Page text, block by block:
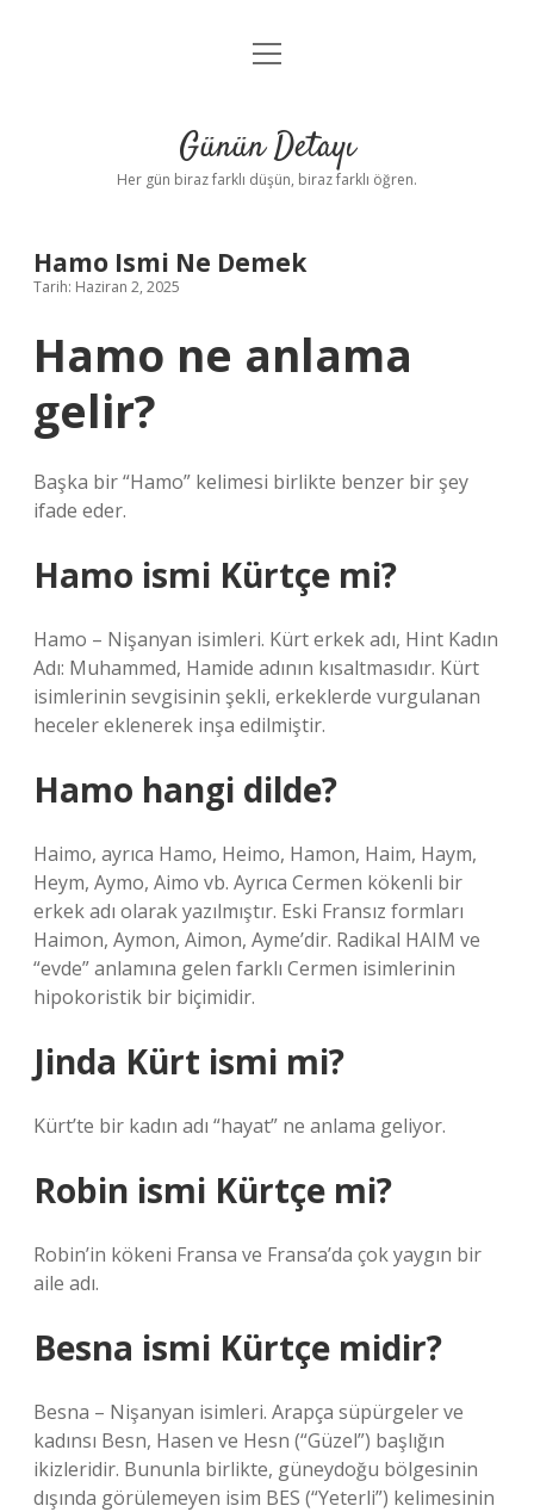
Anasayfa
Yasal Uyarı
menüyü
Günün Detayı
Her gün biraz farklı düşün, biraz farklı öğren.
Hamo Ismi Ne Demek
Tarih: Haziran 2, 2025
Hamo ne anlama
gelir?
Başka bir “Hamo” kelimesi birlikte benzer bir şey
ifade eder.
Hamo ismi Kürtçe mi?
Hamo – Nişanyan isimleri. Kürt erkek adı, Hint Kadın
Adı: Muhammed, Hamide adının kısaltmasıdır. Kürt
isimlerinin sevgisinin şekli, erkeklerde vurgulanan
heceler eklenerek inşa edilmiştir.
Hamo hangi dilde?
Haimo, ayrıca Hamo, Heimo, Hamon, Haim, Haym,
Heym, Aymo, Aimo vb. Ayrıca Cermen kökenli bir
erkek adı olarak yazılmıştır. Eski Fransız formları
Haimon, Aymon, Aimon, Ayme’dir. Radikal HAIM ve
“evde” anlamına gelen farklı Cermen isimlerinin
hipokoristik bir biçimidir.
Jinda Kürt ismi mi?
Kürt’te bir kadın adı “hayat” ne anlama geliyor.
Robin ismi Kürtçe mi?
Robin’in kökeni Fransa ve Fransa’da çok yaygın bir
aile adı.
Besna ismi Kürtçe midir?
Besna – Nişanyan isimleri. Arapça süpürgeler ve
kadınsı Besn, Hasen ve Hesn (“Güzel”) başlığın
ikizleridir. Bununla birlikte, güneydoğu bölgesinin
dışında görülemeyen isim BES (“Yeterli”) kelimesinin